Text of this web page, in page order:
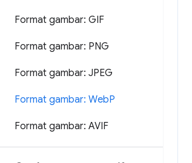
Format gambar: GIF
Format gambar: PNG
Format gambar: JPEG
Format gambar: WebP
Format gambar: AVIF